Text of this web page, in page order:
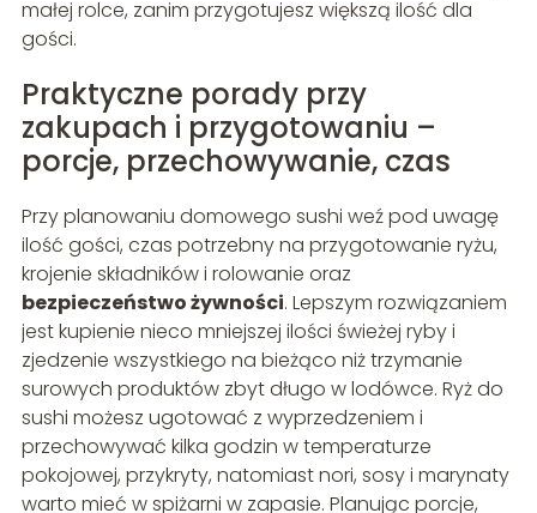
małej rolce, zanim przygotujesz większą ilość dla
gości.
Praktyczne porady przy
zakupach i przygotowaniu –
porcje, przechowywanie, czas
Przy planowaniu domowego sushi weź pod uwagę
ilość gości, czas potrzebny na przygotowanie ryżu,
krojenie składników i rolowanie oraz
bezpieczeństwo żywności. Lepszym rozwiązaniem
jest kupienie nieco mniejszej ilości świeżej ryby i
zjedzenie wszystkiego na bieżąco niż trzymanie
surowych produktów zbyt długo w lodówce. Ryż do
sushi możesz ugotować z wyprzedzeniem i
przechowywać kilka godzin w temperaturze
pokojowej, przykryty, natomiast nori, sosy i marynaty
warto mieć w spiżarni w zapasie. Planując porcje,